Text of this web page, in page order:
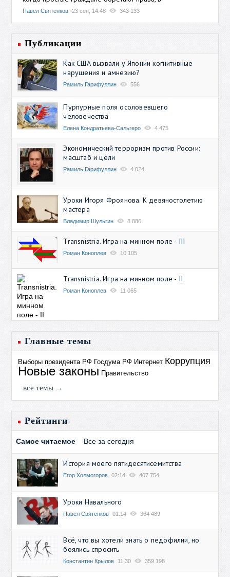
Павел Святенков 23 сен, 14:48 343 133
Публикации
Как США вызвали у Японии когнитивные
нарушения и амнезию?
Рамиль Гарифуллин 556
Пурпурные поля осоловевшего
человечества
Елена Кондратьева-Сальгеро 4 475
Экономический терроризм против России:
масштаб и цели
Рамиль Гарифуллин 4 024
Уроки Игоря Фроянова. К девяностолетию
мастера
Владимир Шульгин 8 886
Transnistria. Игра на минном поле - III
Роман Коноплев 10 105
Transnistria. Игра на минном поле - II
Роман Коноплев 11 065
Главные темы
Выборы президента РФ Госдума РФ Интернет Коррупция
Новые законы Правительство
все темы →
Рейтинги
Самое читаемое Все за сегодня
История моего пятидесятисемитства
Егор Холмогоров 02:14 407 754
Уроки Навального
Павел Святенков 01:14 364 489
Всё, что вы хотели знать о педофилии, но
боялись спросить
Константин Крылов 11:30 359 198